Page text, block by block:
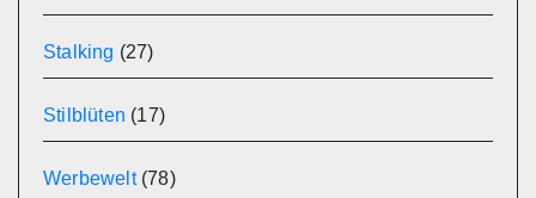
Stalking (27)
Stilblüten (17)
Werbewelt(78)